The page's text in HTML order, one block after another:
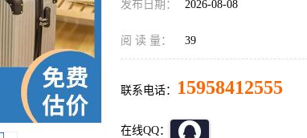
发布日期： 2026-08-08
阅 读 量： 39
联系电话： 15958412555
在线QQ：